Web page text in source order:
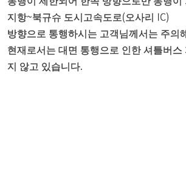
지항~북규슈 도시고속도로(오사리 IC)
방향으로 통행하시는 고객님께서는 주의
현재로서는 대면 통행으로 인한 셔틀버
지 않고 있습니다.